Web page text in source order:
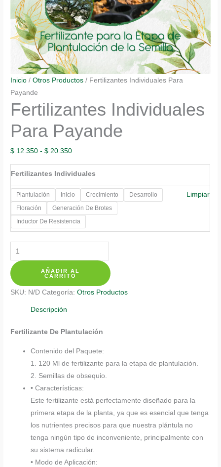
Inicio /Otros Productos / Fertilizantes Individuales Para
Payande
Fertilizantes Individuales
Para Payande
$ 12.350 - $ 20.350Rango
de
precios:
desde
$ 12.350
hasta
$ 20.350
Fertilizantes Individuales
Plantulación Inicio Crecimiento
Desarrollo
Floración
Generación De Brotes
Inductor De Resistencia
Limpiar
Fertilizantes
Individuales
Para
Payande
cantidad
AÑADIR AL
CARRITO
SKU: N/D Categoría:Otros Productos
Descripción
Fertilizante De Plantulación
Contenido del Paquete:
1. 120 Ml de fertilizante para la etapa de plantulación.
2. Semillas de obsequio.
• Características:
Este fertilizante está perfectamente diseñado para la
primera etapa de la planta, ya que es esencial que tenga
los nutrientes precisos para que nuestra plántula no
tenga ningún tipo de inconveniente, principalmente con
su sistema radicular.
• Modo de Aplicación: